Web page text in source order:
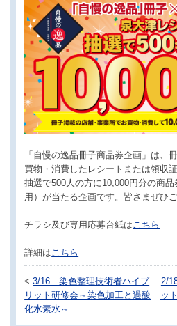
「自慢の逸品冊子商品券企画」は、
買物・消費したレシートまたは領収
抽選で500人の方に10,000円分の商
用）が当たる企画です。皆さまぜひ
チラシ及び専用応募台紙はこちら
詳細はこちら
<3/16 染色整理技術者ハイブ
リット研修会～染色加工と過酸
化水素水～
2/
ッ